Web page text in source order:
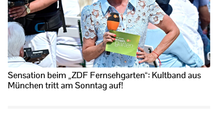
Sensation beim „ZDF Fernsehgarten“: Kultband aus
München tritt am Sonntag auf!